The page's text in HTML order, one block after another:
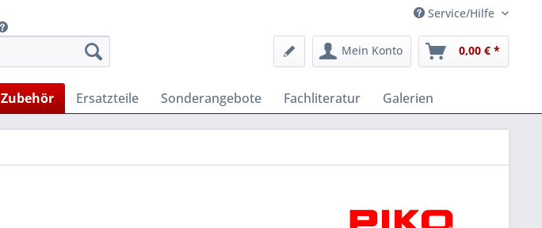
Service/Hilfe
Mein Konto
0,00 € *
Zubehör Ersatzteile Sonderangebote Fachliteratur Galerien